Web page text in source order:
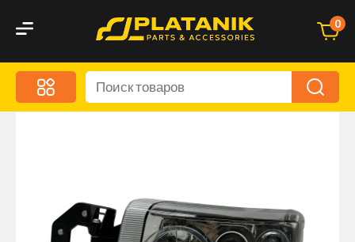
0
Меню
Акционные предложения
Оптика и светотехника